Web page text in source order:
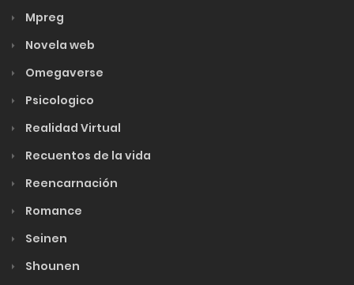
Mpreg
Novela web
Omegaverse
Psicologico
Realidad Virtual
Recuentos de la vida
Reencarnación
Romance
Seinen
Shounen